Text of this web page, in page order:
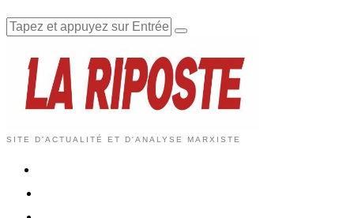
SITE D'ACTUALITÉ ET D'ANALYSE MARXISTE